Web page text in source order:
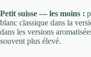
Petit suisse — les moins :
blanc classique dans la
dans les versions
souvent plus élevé.